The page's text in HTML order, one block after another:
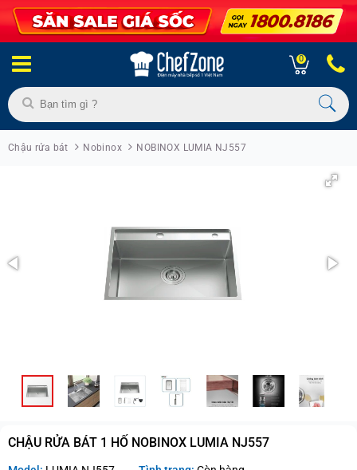
0
Chậu rửa bát Nobinox NOBINOX LUMIA NJ557
CHẬU RỬA BÁT 1 HỐ NOBINOX LUMIA NJ557